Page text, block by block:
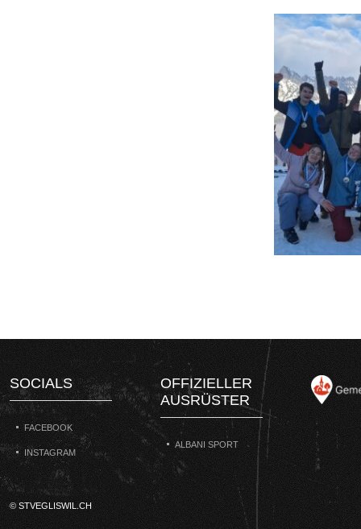
SOCIALS
FACEBOOK
INSTAGRAM
OFFIZIELLER
AUSRÜSTER
ALBANI SPORT
© STVEGLISWIL.CH